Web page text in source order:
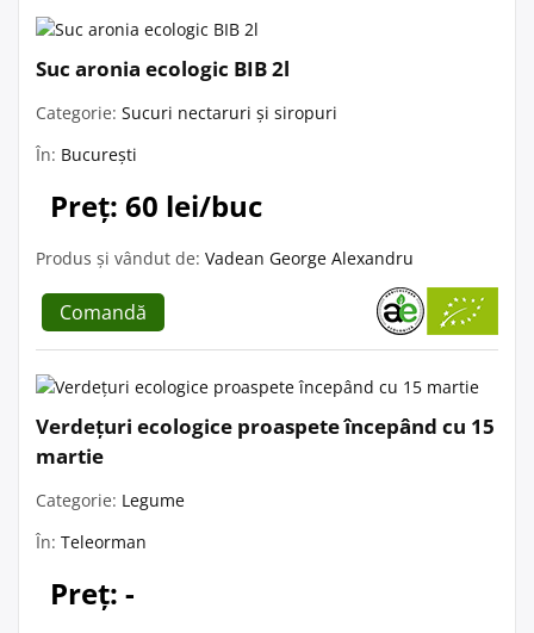
Suc aronia ecologic BIB 2l
Categorie: Sucuri nectaruri și siropuri
În: București
Preț: 60 lei/buc
Produs și vândut de: Vadean George Alexandru
Comandă
Verdețuri ecologice proaspete începând cu 15
martie
Categorie: Legume
În: Teleorman
Preț: -